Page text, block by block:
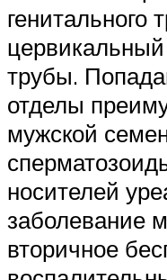
генитального
трубы.
отделы
мужской
носителей
заболевание
вторичное